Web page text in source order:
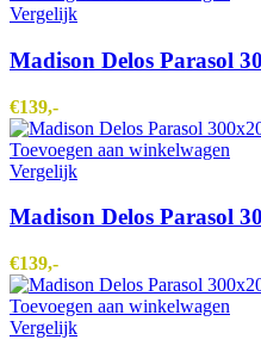
Vergelijk
Madison Delos Parasol
€139,-
Toevoegen aan winkelwagen
Vergelijk
Madison Delos Parasol
€139,-
Toevoegen aan winkelwagen
Vergelijk